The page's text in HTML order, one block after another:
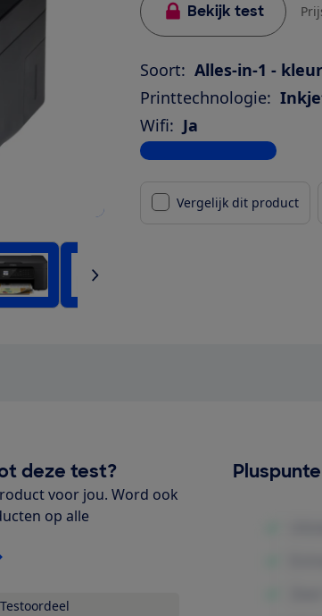
Bekijk test
Soort: Alles-in-1 - kleur
Printtechnologie:
Wifi: Ja
Bekijk alle specificaties
Vergelijk dit product
deze test?
voor jou. Word ook
op alle
Testoordeel